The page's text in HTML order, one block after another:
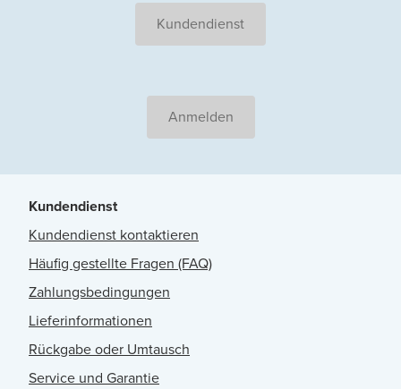
Kundendienst
Anmelden
Kundendienst
Kundendienst kontaktieren
Häufig gestellte Fragen (FAQ)
Zahlungsbedingungen
Lieferinformationen
Rückgabe oder Umtausch
Service und Garantie